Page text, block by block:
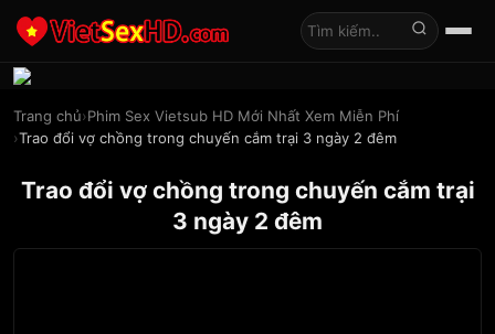
Tìm kiếm
Trang chủ Phim Sex Vietsub HD Mới Nhất Xem Miễn Phí
Trao đổi vợ chồng trong chuyến cắm trại 3 ngày 2 đêm
Trao đổi vợ chồng trong chuyến cắm trại
3 ngày 2 đêm